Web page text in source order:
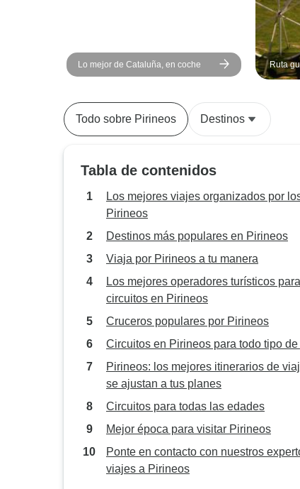
Lo mejor de Cataluña, en coche
Ruta
Todo sobre Pirineos Destinos
Tabla de contenidos
Los mejores viajes organizados por
Pirineos
Destinos más populares en Pirineos
Viaja por Pirineos a tu manera
Los mejores operadores turísticos para
circuitos en Pirineos
Cruceros populares por Pirineos
Circuitos en Pirineos para todo tipo
Pirineos: los mejores itinerarios de
se ajustan a tus planes
Circuitos para todas las edades
Mejor época para visitar Pirineos
Ponte en contacto con nuestros
viajes a Pirineos